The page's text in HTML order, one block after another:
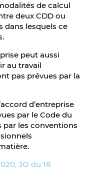
de calcul
deux CDD ou
dans lesquels ce
peut aussi
au travail
pas prévues par la
d’entreprise
par le Code du
par les conventions
JO du 18